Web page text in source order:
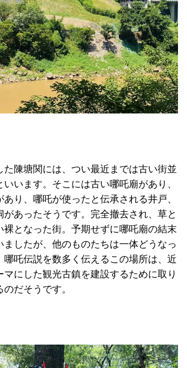
た陳塘関には、つい最近までは古い街並
います。そこには古い哪吒廟があり、
り、哪吒が使ったと伝承される井戸、
があったそうです。完全撤去され、草と
裸となった街。予期せずに哪吒廟の結末
ましたが、他のものたちは一体どうなっ
哪吒伝説を数多く伝えるこの場所は、近
マにした観光古鎮を建設するために取り
だそうです。